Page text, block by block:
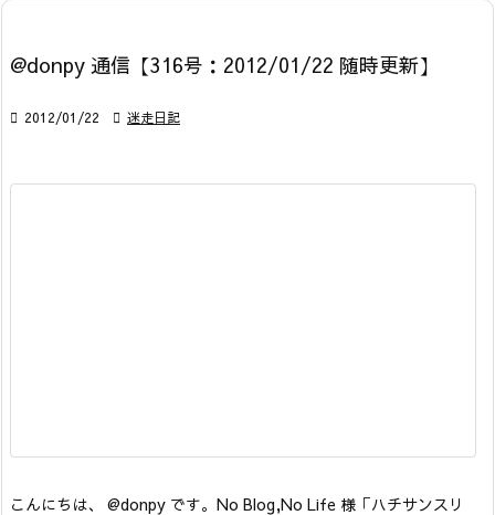
@donpy 通信【316号：2012/01/22 随時更新】
 2012/01/22  迷走日記
こんにちは、 @donpy です。 No Blog,No Life 様 「ハチサンスリ